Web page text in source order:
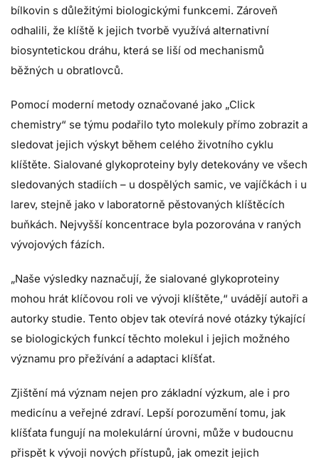
bílkovin s důležitými biologickými funkcemi. Zároveň
odhalili, že klíště k jejich tvorbě využívá alternativní
biosyntetickou dráhu, která se liší od mechanismů
běžných u obratlovců.
Pomocí moderní metody označované jako „Click
chemistry“ se týmu podařilo tyto molekuly přímo zobrazit a
sledovat jejich výskyt během celého životního cyklu
klíštěte. Sialované glykoproteiny byly detekovány ve všech
sledovaných stadiích – u dospělých samic, ve vajíčkách i u
larev, stejně jako v laboratorně pěstovaných klíštěcích
buňkách. Nejvyšší koncentrace byla pozorována v raných
vývojových fázích.
„Naše výsledky naznačují, že sialované glykoproteiny
mohou hrát klíčovou roli ve vývoji klíštěte,“ uvádějí autoři a
autorky studie. Tento objev tak otevírá nové otázky týkající
se biologických funkcí těchto molekul i jejich možného
významu pro přežívání a adaptaci klíšťat.
Zjištění má význam nejen pro základní výzkum, ale i pro
medicínu a veřejné zdraví. Lepší porozumění tomu, jak
klíšťata fungují na molekulární úrovni, může v budoucnu
přispět k vývoji nových přístupů, jak omezit jejich